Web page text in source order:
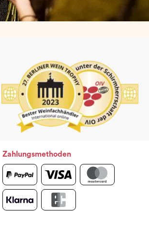
Zahlungsmethoden